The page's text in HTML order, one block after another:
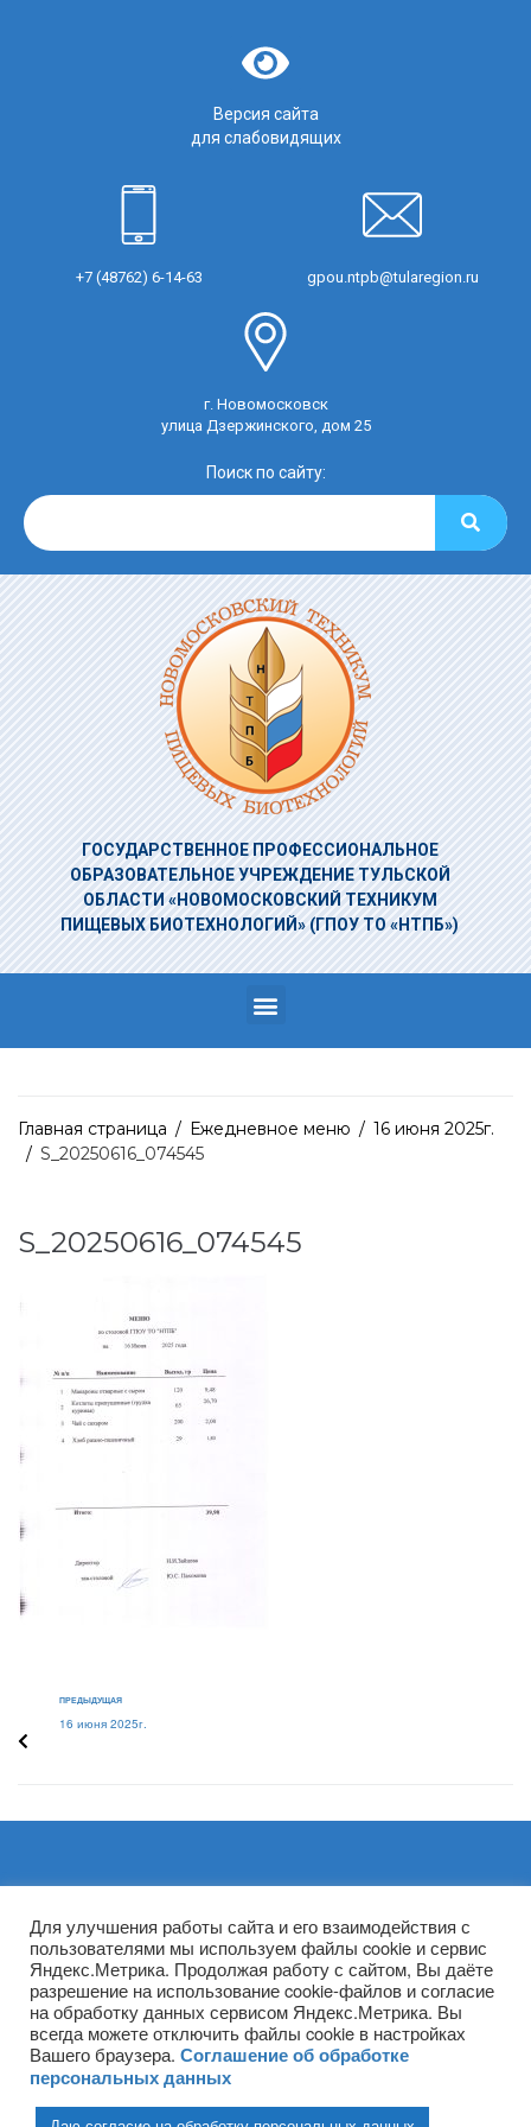
Версия сайта
для слабовидящих
+7 (48762) 6-14-63 gpou.ntpb@tularegion.ru
г. Новомосковск
улица Дзержинского, дом 25
Поиск по сайту:
ГОСУДАРСТВЕННОЕ ПРОФЕССИОНАЛЬНОЕ
ОБРАЗОВАТЕЛЬНОЕ УЧРЕЖДЕНИЕТУЛЬСКОЙ
ОБЛАСТИ «НОВОМОСКОВСКИЙ ТЕХНИКУМ
ПИЩЕВЫХ БИОТЕХНОЛОГИЙ» (ГПОУ ТО «НТПБ»)
Главная страница / Ежедневное меню / 16 июня 2025г.
/ S_20250616_074545
S_20250616_074545
ПРЕДЫДУЩАЯ
16 июня 2025г.
Архивы
(ГПОУ ТО «НТПБ») 2020 г. ©
Для улучшения работы сайта и его взаимодействия с
пользователями мы используем файлы cookie и сервис
Яндекс.Метрика. Продолжая работу с сайтом, Вы даёте
разрешение на использование cookie-файлов и согласие
на обработку данных сервисом Яндекс.Метрика. Вы
всегда можете отключить файлы cookie в настройках
Вашего браузера. Соглашение об обработке
персональных данных